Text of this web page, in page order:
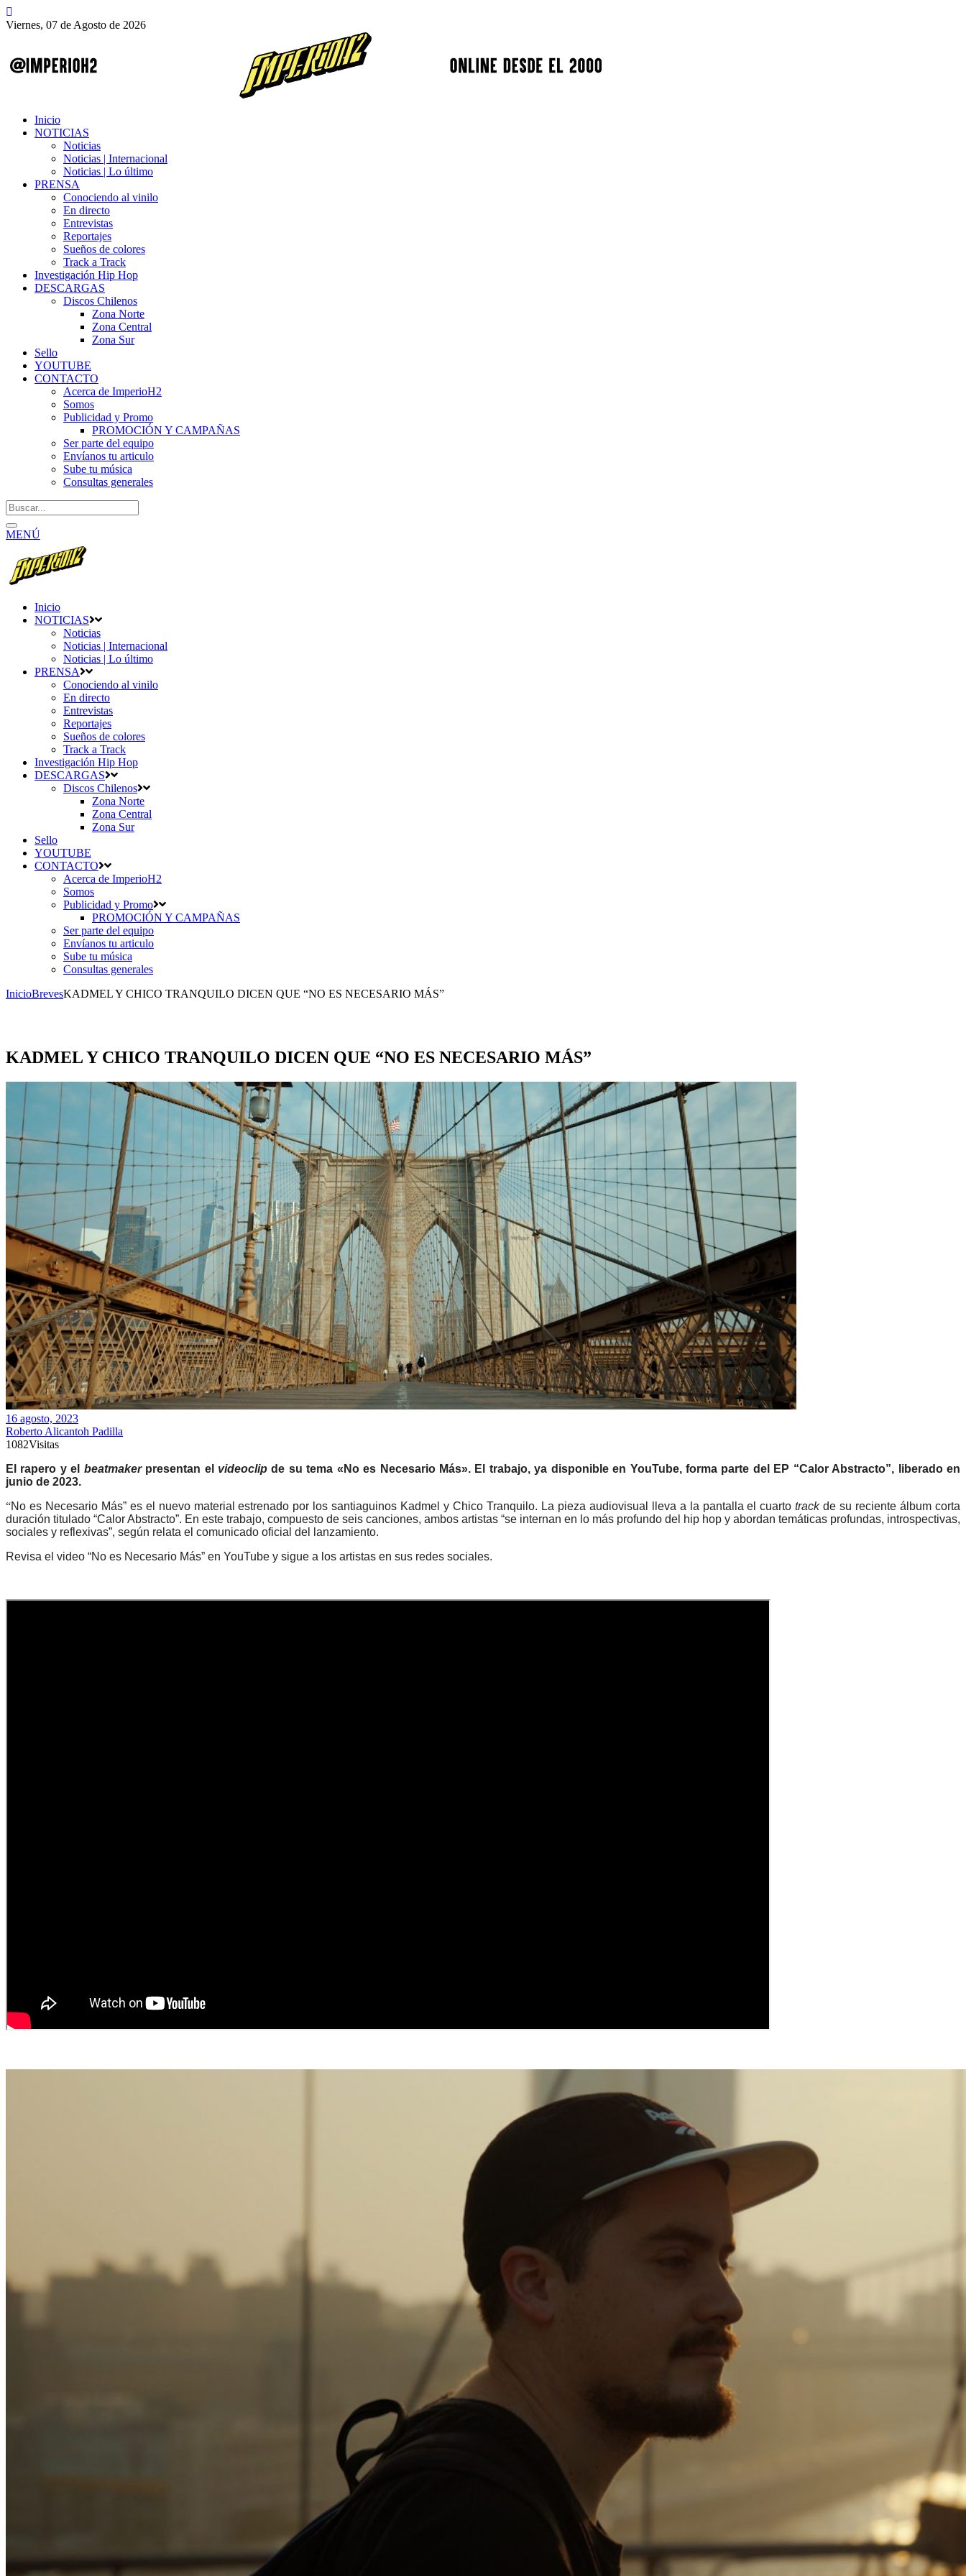
Viernes, 07 de Agosto de 2026
Inicio
NOTICIAS
Noticias
Noticias | Internacional
Noticias | Lo último
PRENSA
Conociendo al vinilo
En directo
Entrevistas
Reportajes
Sueños de colores
Track a Track
Investigación Hip Hop
DESCARGAS
Discos Chilenos
Zona Norte
Zona Central
Zona Sur
Sello
YOUTUBE
CONTACTO
Acerca de ImperioH2
Somos
Publicidad y Promo
PROMOCIÓN Y CAMPAÑAS
Ser parte del equipo
Envíanos tu articulo
Sube tu música
Consultas generales
MENÚ
Inicio
NOTICIAS
Noticias
Noticias | Internacional
Noticias | Lo último
PRENSA
Conociendo al vinilo
En directo
Entrevistas
Reportajes
Sueños de colores
Track a Track
Investigación Hip Hop
DESCARGAS
Discos Chilenos
Zona Norte
Zona Central
Zona Sur
Sello
YOUTUBE
CONTACTO
Acerca de ImperioH2
Somos
Publicidad y Promo
PROMOCIÓN Y CAMPAÑAS
Ser parte del equipo
Envíanos tu articulo
Sube tu música
Consultas generales
InicioBrevesKADMEL Y CHICO TRANQUILO DICEN QUE “NO ES NECESARIO MÁS”
KADMEL Y CHICO TRANQUILO DICEN QUE “NO ES NECESARIO MÁS”
16 agosto, 2023
Roberto Alicantoh Padilla
1082Visitas
El rapero y el beatmakerpresentan el videoclip de su tema «No es Necesario Más». El trabajo, ya disponible en YouTube, forma parte del EP “Calor Abstracto”, liberado en
junio de 2023.
“No es Necesario Más” es el nuevo material estrenado por los santiaguinos Kadmel y Chico Tranquilo. La pieza audiovisual lleva a la pantalla el cuartotrackde su reciente álbum corta
duración titulado “Calor Abstracto”. En este trabajo, compuesto de seis canciones, ambos artistas “se internan en lo más profundo del hip hop y abordan temáticas profundas, introspectivas,
sociales y reflexivas”, según relata el comunicado oficial del lanzamiento.
Revisa el video “No es Necesario Más” en YouTube y sigue a los artistas en sus redes sociales.